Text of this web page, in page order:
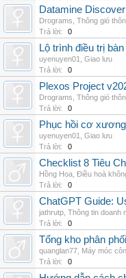
Datamine
Drograms Thông gió
Trả lời:
0
Lộ trình điều trị
uyenuyen01
Giao lưu
Trả lời:
0
Plexos Project
Drograms Thông gió
Trả lời:
0
Phục hồi cơ
uyenuyen01
Giao lưu
Trả lời:
0
Checklist 8 Tiêu
Hồng Hoa Điều hoà
Trả lời:
0
ChatGPT Guide:
jathrutp Thông tin doanh
Trả lời:
0
Tổng kho phân
quanglan77 Máy móc
Trả lời:
0